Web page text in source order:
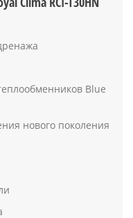
Blue
нового поколения